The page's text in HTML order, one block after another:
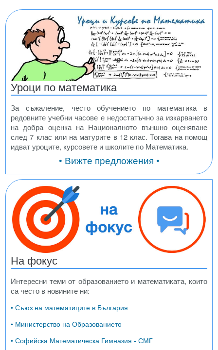
Уроци по математика
За съжаление, често обучението по математика в
редовните учебни часове е недостатъчно за изкарването
на добра оценка на Националното външно оценяване
след 7 клас или на матурите в 12 клас. Тогава на помощ
идват уроците, курсовете и школите по Математика.
• Вижте предложения •
На фокус
Интересни теми от образованието и математиката, които
са често в новините ни:
• Съюз на математиците в България
• Министерство на Образованието
• Софийска Математическа Гимназия - СМГ